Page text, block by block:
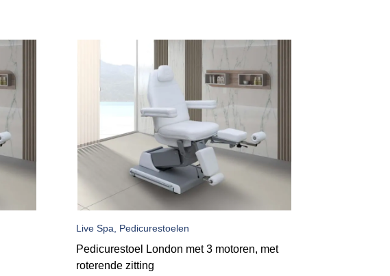
Live Spa, Pedicurestoelen
Pedicurestoel London met 3 motoren, met
roterende zitting